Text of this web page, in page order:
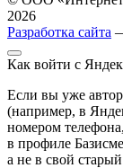
2026
Разработка сайта
Как войти с
Если вы уже
(например, в
номером
в профиле
а не в свой